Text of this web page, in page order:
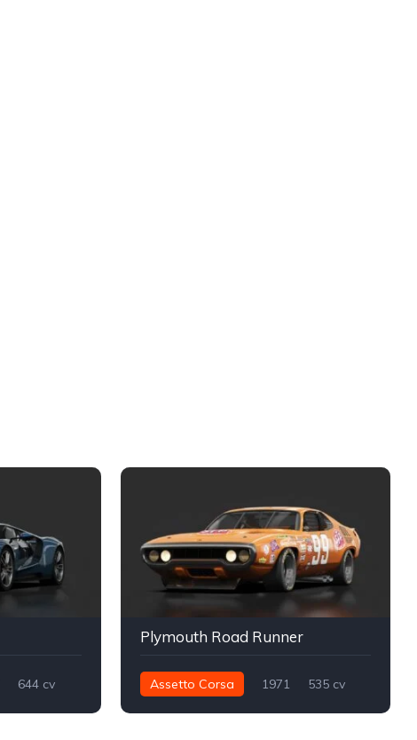
644 cv
Plymouth Road Runner
Assetto Corsa 1971
535 cv